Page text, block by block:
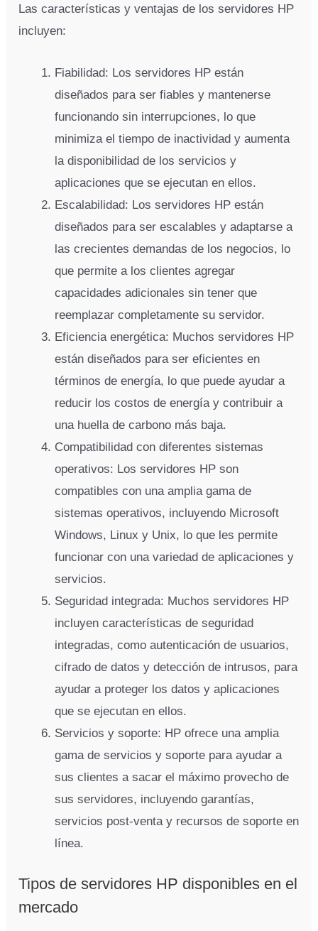
Las características y ventajas de los servidores HP
incluyen:
Fiabilidad: Los servidores HP están
diseñados para ser fiables y mantenerse
funcionando sin interrupciones, lo que
minimiza el tiempo de inactividad y aumenta
la disponibilidad de los servicios y
aplicaciones que se ejecutan en ellos.
Escalabilidad: Los servidores HP están
diseñados para ser escalables y adaptarse a
las crecientes demandas de los negocios, lo
que permite a los clientes agregar
capacidades adicionales sin tener que
reemplazar completamente su servidor.
Eficiencia energética: Muchos servidores HP
están diseñados para ser eficientes en
términos de energía, lo que puede ayudar a
reducir los costos de energía y contribuir a
una huella de carbono más baja.
Compatibilidad con diferentes sistemas
operativos: Los servidores HP son
compatibles con una amplia gama de
sistemas operativos, incluyendo Microsoft
Windows, Linux y Unix, lo que les permite
funcionar con una variedad de aplicaciones y
servicios.
Seguridad integrada: Muchos servidores HP
incluyen características de seguridad
integradas, como autenticación de usuarios,
cifrado de datos y detección de intrusos, para
ayudar a proteger los datos y aplicaciones
que se ejecutan en ellos.
Servicios y soporte: HP ofrece una amplia
gama de servicios y soporte para ayudar a
sus clientes a sacar el máximo provecho de
sus servidores, incluyendo garantías,
servicios post-venta y recursos de soporte en
línea.
Tipos de servidores HP disponibles en el
mercado